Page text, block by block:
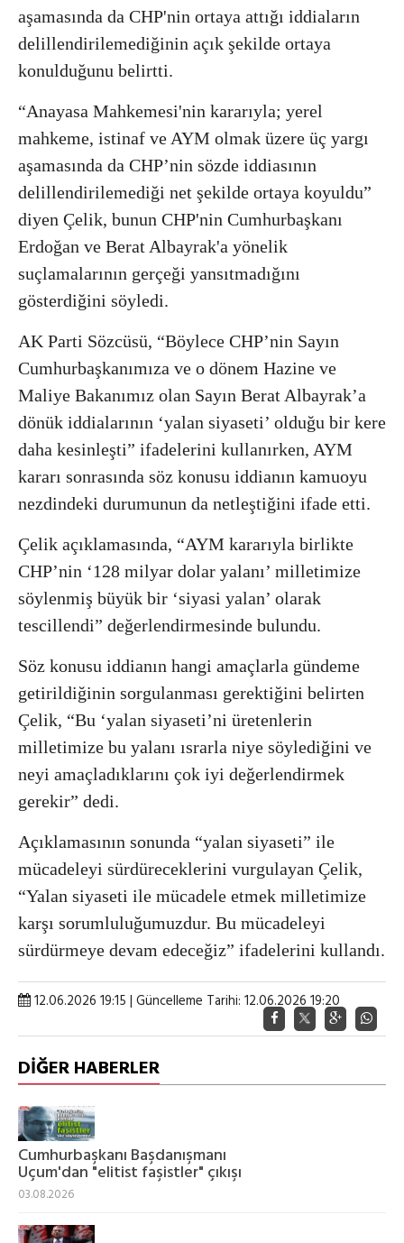
aşamasında da CHP'nin ortaya attığı iddiaların
delillendirilemediğinin açık şekilde ortaya
konulduğunu belirtti.
“Anayasa Mahkemesi'nin kararıyla; yerel
mahkeme, istinaf ve AYM olmak üzere üç yargı
aşamasında da CHP’nin sözde iddiasının
delillendirilemediği net şekilde ortaya koyuldu”
diyen Çelik, bunun CHP'nin Cumhurbaşkanı
Erdoğan ve Berat Albayrak'a yönelik
suçlamalarının gerçeği yansıtmadığını
gösterdiğini söyledi.
AK Parti Sözcüsü, “Böylece CHP’nin Sayın
Cumhurbaşkanımıza ve o dönem Hazine ve
Maliye Bakanımız olan Sayın Berat Albayrak’a
dönük iddialarının ‘yalan siyaseti’ olduğu bir kere
daha kesinleşti” ifadelerini kullanırken, AYM
kararı sonrasında söz konusu iddianın kamuoyu
nezdindeki durumunun da netleştiğini ifade etti.
Çelik açıklamasında, “AYM kararıyla birlikte
CHP’nin ‘128 milyar dolar yalanı’ milletimize
söylenmiş büyük bir ‘siyasi yalan’ olarak
tescillendi” değerlendirmesinde bulundu.
Söz konusu iddianın hangi amaçlarla gündeme
getirildiğinin sorgulanması gerektiğini belirten
Çelik, “Bu ‘yalan siyaseti’ni üretenlerin
milletimize bu yalanı ısrarla niye söylediğini ve
neyi amaçladıklarını çok iyi değerlendirmek
gerekir” dedi.
Açıklamasının sonunda “yalan siyaseti” ile
mücadeleyi sürdüreceklerini vurgulayan Çelik,
“Yalan siyaseti ile mücadele etmek milletimize
karşı sorumluluğumuzdur. Bu mücadeleyi
sürdürmeye devam edeceğiz” ifadelerini kullandı.
12.06.2026 19:15 | Güncelleme Tarihi: 12.06.2026 19:20
DİĞER HABERLER
Cumhurbaşkanı Başdanışmanı
Uçum'dan "elitist faşistler" çıkışı
03.08.2026